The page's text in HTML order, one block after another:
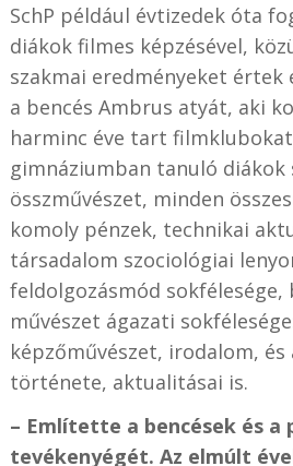
SchP például évtizedek óta
diákok filmes képzésével,
szakmai eredményeket értek
a bencés Ambrus atyát, aki
harminc éve tart
gimnáziumban tanuló diákok
összművészet, minden
komoly pénzek, technikai
társadalom szociológiai
feldolgozásmód sokfélesége,
művészet ágazati
képzőművészet, irodalom,
története, aktualitásai is.
– Említette a bencések és a
tevékenyégét. Az elmúlt